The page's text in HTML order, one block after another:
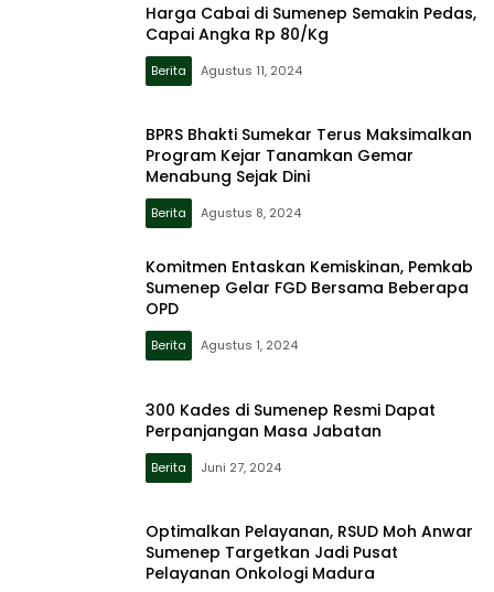
Harga Cabai di Sumenep Semakin Pedas,
Capai Angka Rp 80/Kg
Berita Agustus 11, 2024
BPRS Bhakti Sumekar Terus Maksimalkan
Program Kejar Tanamkan Gemar
Menabung Sejak Dini
Berita Agustus 8, 2024
Komitmen Entaskan Kemiskinan, Pemkab
Sumenep Gelar FGD Bersama Beberapa
OPD
Berita Agustus 1, 2024
300 Kades di Sumenep Resmi Dapat
Perpanjangan Masa Jabatan
Berita Juni 27, 2024
Optimalkan Pelayanan, RSUD Moh Anwar
Sumenep Targetkan Jadi Pusat
Pelayanan Onkologi Madura